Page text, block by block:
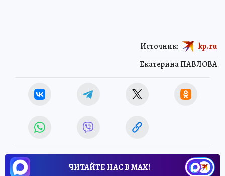
Екатерина ПАВЛОВА
Источник: kp.ru
ЧИТАЙТЕ НАС В МАХ!